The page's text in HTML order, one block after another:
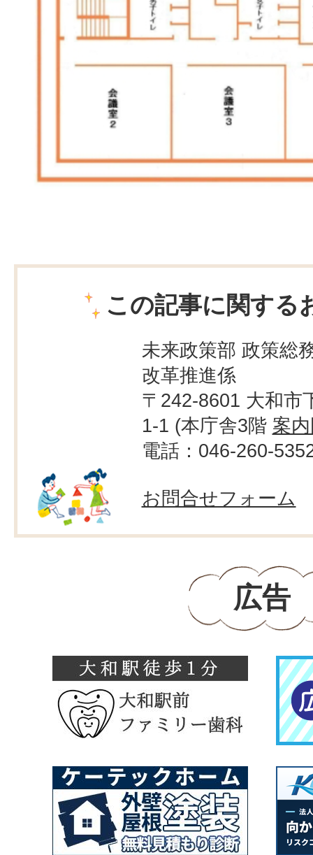
この記事に関する
未来政策部 政策総
改革推進係
〒242-8601 大和市
1-1 (本庁舎3階 案
電話：046-260-
お問合せフォーム
広告